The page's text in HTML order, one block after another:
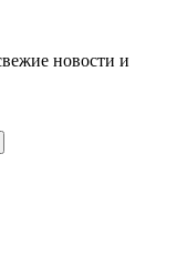
новости и